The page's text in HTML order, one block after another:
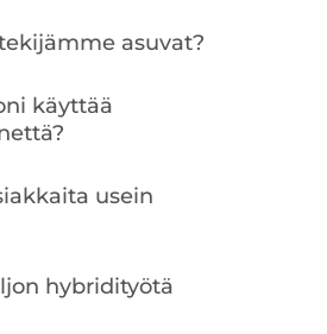
asuvat?
käyttää
usein
hybridityötä